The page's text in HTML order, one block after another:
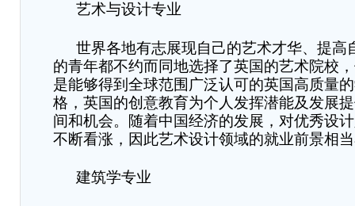
艺术与设计专业
世界各地有志展现自己的艺术才华、提高
的青年都不约而同地选择了英国的艺术院校
是能够得到全球范围广泛认可的英国高质量
格，英国的创意教育为个人发挥潜能及发展
间和机会。随着中国经济的发展，对优秀设
不断看涨，因此艺术设计领域的就业前景相
建筑学专业